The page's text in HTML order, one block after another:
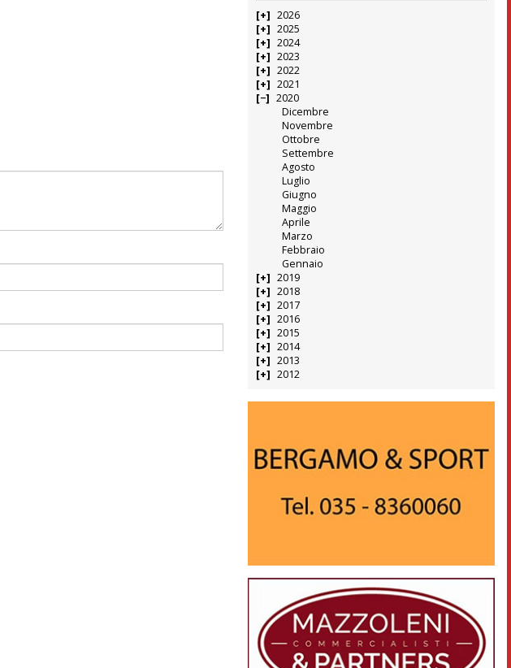
2026
2025
2024
2023
2022
2021
2020
Dicembre
Novembre
Ottobre
Settembre
Agosto
Luglio
Giugno
Maggio
Aprile
Marzo
Febbraio
Gennaio
2019
2018
2017
2016
2015
2014
2013
2012